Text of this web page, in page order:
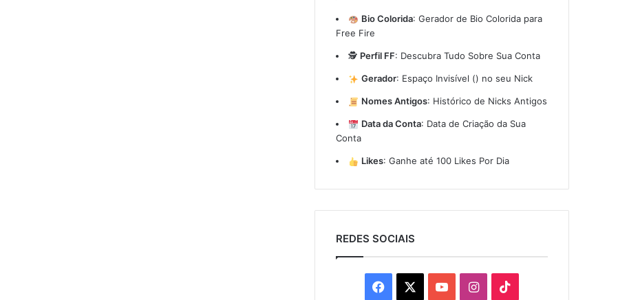
Bio Colorida: Gerador de Bio Colorida para
Free Fire
🕵️ Perfil FF: Descubra Tudo Sobre Sua Conta
Gerador: Espaço Invisível (ㅤ) no seu Nick
Nomes Antigos: Histórico de Nicks Antigos
Data da Conta: Data de Criação da Sua
Conta
Likes: Ganhe até 100 Likes Por Dia
REDES SOCIAIS
Facebook YouTubeInstagram